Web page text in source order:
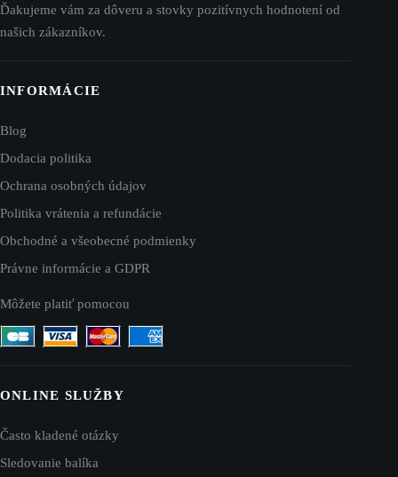
Ďakujeme vám za dôveru a stovky pozitívnych hodnotení od
našich zákazníkov.
INFORMÁCIE
Blog
Dodacia politika
Ochrana osobných údajov
Politika vrátenia a refundácie
Obchodné a všeobecné podmienky
Právne informácie a GDPR
Môžete platiť pomocou
ONLINE SLUŽBY
Často kladené otázky
Sledovanie balíka